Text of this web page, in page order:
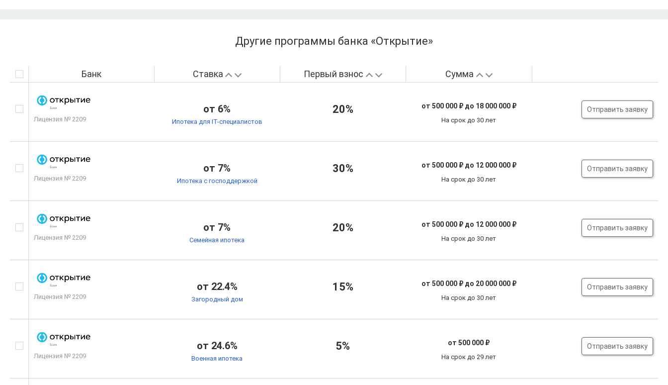
Другие программы банка «Открытие»
Банк Ставка Первый взнос Сумма
Лицензия № 2209
от 6%
Ипотека для IT-специалистов
20% от 500 000 ₽ до 18 000 000 ₽
На срок до 30 лет
Отправить заявку
Лицензия № 2209
от 7%
Ипотека с господдержкой
30% от 500 000 ₽ до 12 000 000 ₽
На срок до 30 лет
Отправить заявку
Лицензия № 2209
от 7%
Семейная ипотека
20% от 500 000 ₽ до 12 000 000 ₽
На срок до 30 лет
Отправить заявку
Лицензия № 2209
от 22.4%
Загородный дом
15% от 500 000 ₽ до 20 000 000 ₽
На срок до 30 лет
Отправить заявку
Лицензия № 2209
от 24.6%
Военная ипотека
5% от 500 000 ₽
На срок до 29 лет
Отправить заявку